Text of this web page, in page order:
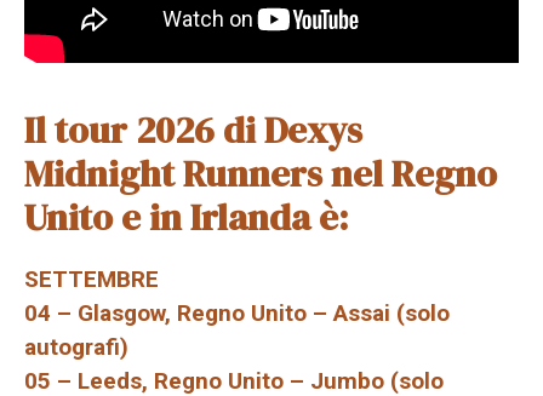
Il tour 2026 di Dexys
Midnight Runners nel Regno
Unito e in Irlanda è:
SETTEMBRE
04 – Glasgow, Regno Unito – Assai (solo
autografi)
05 – Leeds, Regno Unito – Jumbo (solo